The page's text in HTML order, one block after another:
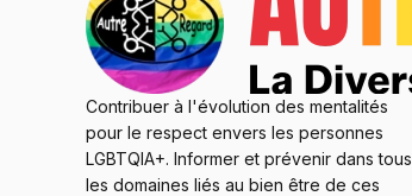
Contribuer à l'évolution des mentalités
pour le respect envers les personnes
LGBTQIA+. Informer et prévenir dans tous
les domaines liés au bien être de ces